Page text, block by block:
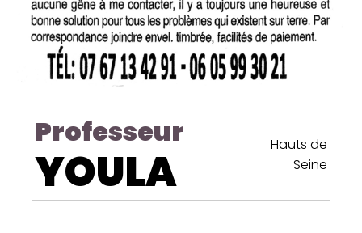
Professeur
YOULA
Hauts de
Seine